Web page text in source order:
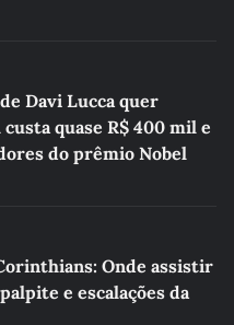
Davi Lucca quer
quase R$ 400 mil e
do prêmio Nobel
Onde assistir
e escalações da